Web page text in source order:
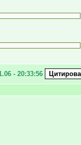
- 20:33:56